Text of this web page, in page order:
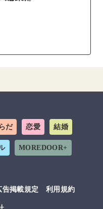
だ 恋愛 結婚
MOREDOOR+
告掲載規定
利用規約